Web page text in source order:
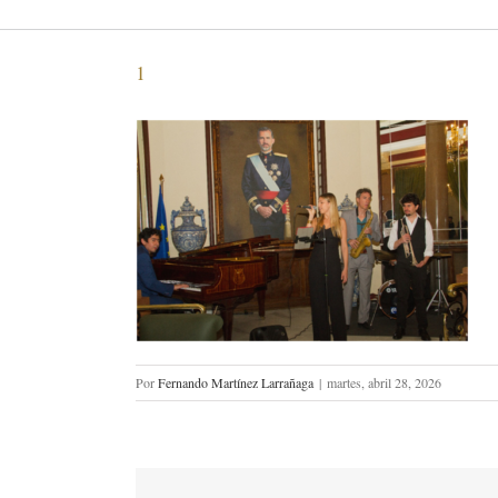
1
PorFernando Martínez Larrañaga | martes, abril 28, 2026